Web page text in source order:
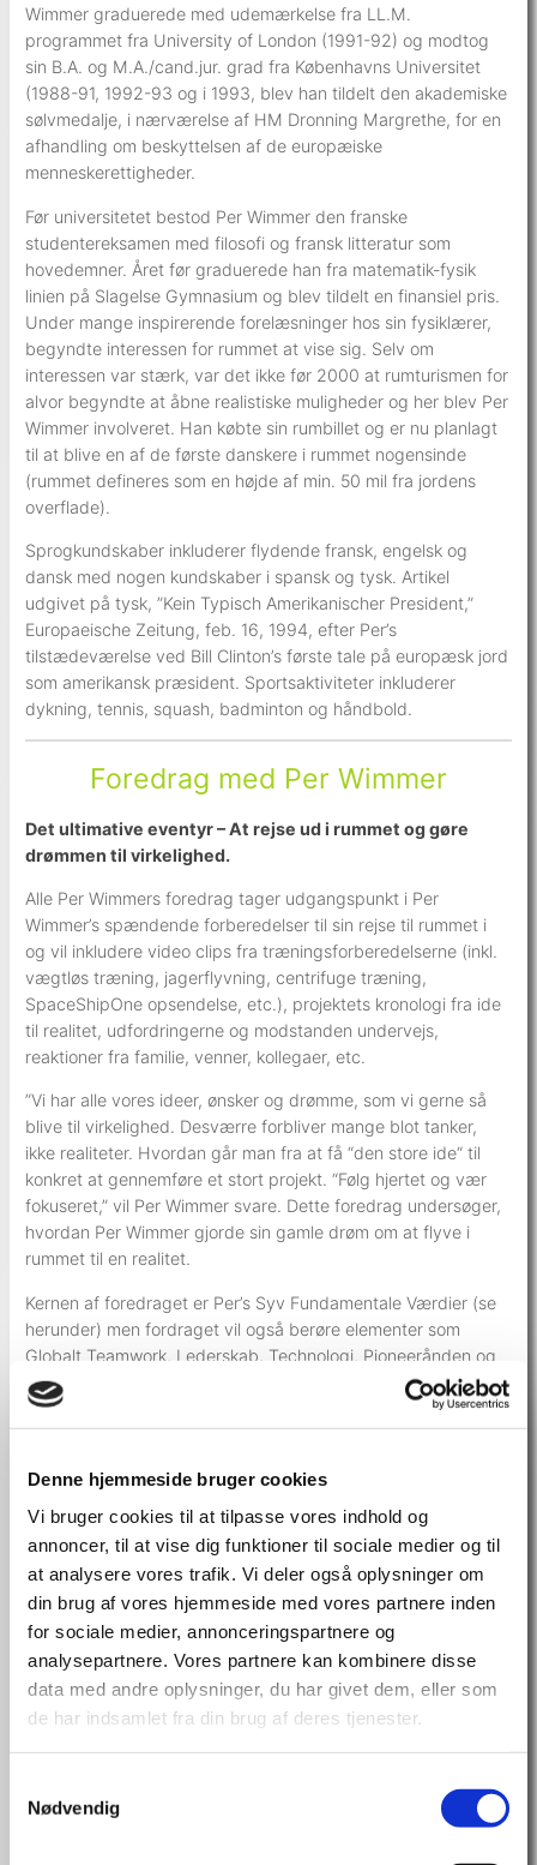
Denne hjemmeside bruger cookies
Vi bruger cookies til at tilpasse vores indhold og
annoncer, til at vise dig funktioner til sociale medier og til
at analysere vores trafik. Vi deler også oplysninger om
din brug af vores hjemmeside med vores partnere inden
for sociale medier, annonceringspartnere og
analysepartnere. Vores partnere kan kombinere disse
data med andre oplysninger, du har givet dem, eller som
de har indsamlet fra din brug af deres tjenester.
Nødvendig
Wimmer graduerede med udemærkelse fra LL.M.
programmet fra University of London (1991-92) og modtog
sin B.A. og M.A./cand.jur. grad fra Københavns Universitet
(1988-91, 1992-93 og i 1993, blev han tildelt den akademiske
sølvmedalje, i nærværelse af HM Dronning Margrethe, for en
afhandling om beskyttelsen af de europæiske
menneskerettigheder.
Før universitetet bestod Per Wimmer den franske
studentereksamen med filosofi og fransk litteratur som
hovedemner. Året før graduerede han fra matematik-fysik
linien på Slagelse Gymnasium og blev tildelt en finansiel pris.
Under mange inspirerende forelæsninger hos sin fysiklærer,
begyndte interessen for rummet at vise sig. Selv om
interessen var stærk, var det ikke før 2000 at rumturismen for
alvor begyndte at åbne realistiske muligheder og her blev Per
Wimmer involveret. Han købte sin rumbillet og er nu planlagt
til at blive en af de første danskere i rummet nogensinde
(rummet defineres som en højde af min. 50 mil fra jordens
overflade).
Sprogkundskaber inkluderer flydende fransk, engelsk og
dansk med nogen kundskaber i spansk og tysk. Artikel
udgivet på tysk, ”Kein Typisch Amerikanischer President,”
Europaeische Zeitung, feb. 16, 1994, efter Per’s
tilstædeværelse ved Bill Clinton’s første tale på europæsk jord
som amerikansk præsident. Sportsaktiviteter inkluderer
dykning, tennis, squash, badminton og håndbold.
Foredrag med Per Wimmer
Det ultimative eventyr – At rejse ud i rummet og gøre
drømmen til virkelighed.
Alle Per Wimmers foredrag tager udgangspunkt i Per
Wimmer’s spændende forberedelser til sin rejse til rummet i
og vil inkludere video clips fra træningsforberedelserne (inkl.
vægtløs træning, jagerflyvning, centrifuge træning,
SpaceShipOne opsendelse, etc.), projektets kronologi fra ide
til realitet, udfordringerne og modstanden undervejs,
reaktioner fra familie, venner, kollegaer, etc.
”Vi har alle vores ideer, ønsker og drømme, som vi gerne så
blive til virkelighed. Desværre forbliver mange blot tanker,
ikke realiteter. Hvordan går man fra at få “den store ide“ til
konkret at gennemføre et stort projekt. “Følg hjertet og vær
fokuseret,” vil Per Wimmer svare. Dette foredrag undersøger,
hvordan Per Wimmer gjorde sin gamle drøm om at flyve i
rummet til en realitet.
Kernen af foredraget er Per’s Syv Fundamentale Værdier (se
herunder) men fordraget vil også berøre elementer som
Globalt Teamwork, Lederskab, Technologi, Pioneerånden og
fremfor alt en rigtig god historie om en eventyr-iværksætter
for hvem ”the sky is the limit.”Foredraget vil indeholde video-
optagelser fra rumtræningen, vægtløs flyvning, centrifuge
de fjernest liggende steder på jorden:
(besøgt Amazon indianerne
gået på levende vulkaner på Hawaii
dykket med hajer på Fiji
besøgt Afrikas og Sydamerikas sydligste punkter
trekket Inka-stien til Macchu Pichu
besøgt Påskeørne
kørt på Harley kyst-til-kyst i USA
fløjet med drageflyver over Rio de Janero
…forbliver den ultimative rejse stadig: At flyve til rummet!